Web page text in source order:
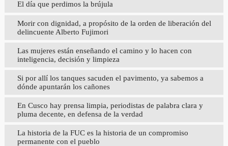
El día que perdimos la brújula
Morir con dignidad, a propósito de la orden de liberación del
delincuente Alberto Fujimori
Las mujeres están enseñando el camino y lo hacen con
inteligencia, decisión y limpieza
Si por allí los tanques sacuden el pavimento, ya sabemos a
dónde apuntarán los cañones
En Cusco hay prensa limpia, periodistas de palabra clara y
pluma decente, en defensa de la verdad
La historia de la FUC es la historia de un compromiso
permanente con el pueblo